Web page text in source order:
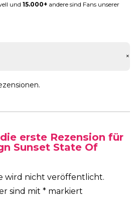
und 15.000+ andere sind Fans unserer
+
erste Rezension für
Sunset State Of
wird nicht veröffentlicht.
sind mit * markiert